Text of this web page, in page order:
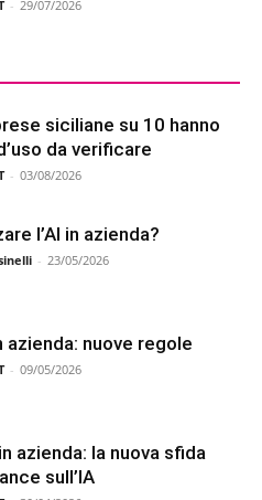
- 29/07/2026
siciliane su 10 hanno
da verificare
- 03/08/2026
l’AI in azienda?
- 23/05/2026
azienda: nuove regole
- 09/05/2026
azienda: la nuova sfida
sull’IA